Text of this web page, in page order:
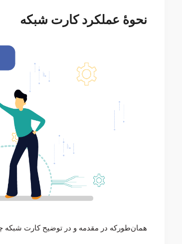
نحوهٔ عملکرد کارت شبکه
همان‌طور‌که در مقدمه و در توضیح کارت